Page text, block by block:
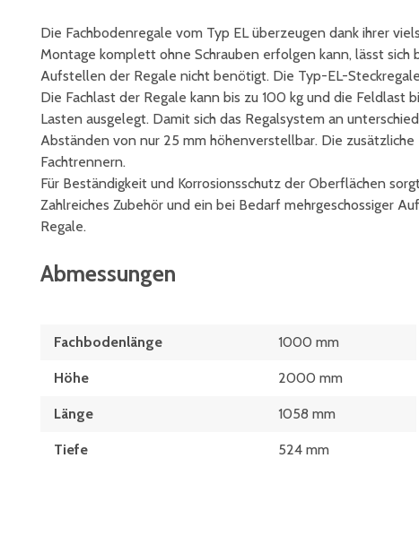
Die Fachbodenregale vom Typ EL überzeugen dank ihrer
Montage komplett ohne Schrauben erfolgen kann, lässt sich
Aufstellen der Regale nicht benötigt. Die Typ-EL-
Die Fachlast der Regale kann bis zu 100 kg und die
Lasten ausgelegt. Damit sich das Regalsystem an
Abständen von nur 25 mm höhenverstellbar. Die
Fachtrennern.
Für Beständigkeit und Korrosionsschutz der Oberflächen
Zahlreiches Zubehör und ein bei Bedarf mehrgeschossiger
Regale.
Abmessungen
Fachbodenlänge 1000 mm
Höhe 2000 mm
Länge 1058 mm
Tiefe 524 mm